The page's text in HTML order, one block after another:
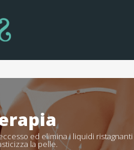
ed elimina i liquidi ristagnanti
la pelle.